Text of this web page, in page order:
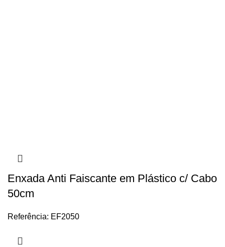
Enxada Anti Faiscante em Plástico c/ Cabo
50cm
Referência: EF2050